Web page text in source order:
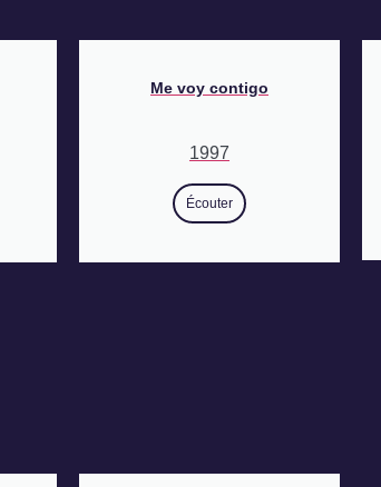
Me voy contigo
1997
Écouter